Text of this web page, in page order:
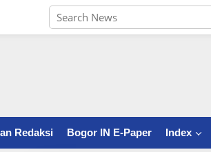
Redaksi Bogor IN E-Paper Index